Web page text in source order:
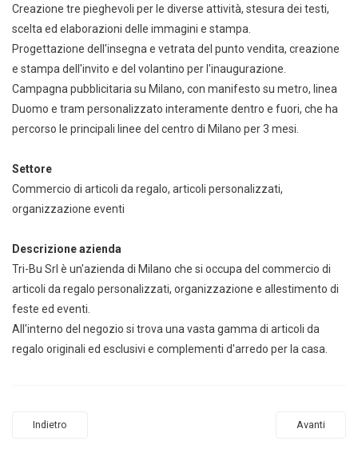
Creazione tre pieghevoli per le diverse attività, stesura dei testi,
scelta ed elaborazioni delle immagini e stampa.
Progettazione dell'insegna e vetrata del punto vendita, creazione
e stampa dell'invito e del volantino per l'inaugurazione.
Campagna pubblicitaria su Milano, con manifesto su metro, linea
Duomo e tram personalizzato interamente dentro e fuori, che ha
percorso le principali linee del centro di Milano per 3 mesi.
Settore
Commercio di articoli da regalo, articoli personalizzati,
organizzazione eventi
Descrizione azienda
Tri-Bu Srl è un'azienda di Milano che si occupa del commercio di
articoli da regalo personalizzati, organizzazione e allestimento di
feste ed eventi.
All'interno del negozio si trova una vasta gamma di articoli da
regalo originali ed esclusivi e complementi d'arredo per la casa.
Indietro Avanti